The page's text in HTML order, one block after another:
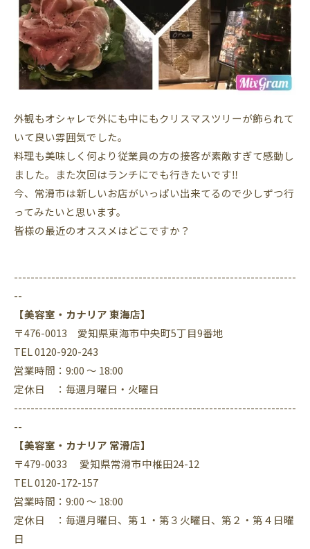
外観もオシャレで外にも中にもクリスマスツリーが飾られて
いて良い雰囲気でした。
料理も美味しく何より従業員の方の接客が素敵すぎて感動し
ました。また次回はランチにでも行きたいです‼︎
今、常滑市は新しいお店がいっぱい出来てるので少しずつ行
ってみたいと思います。
皆様の最近のオススメはどこですか？
--------------------------------------------------------------------
--
【美容室・カナリア 東海店】
〒476-0013 愛知県東海市中央町5丁目9番地
TEL 0120-920-243
営業時間：9:00 ～ 18:00
定休日 ：毎週月曜日・火曜日
--------------------------------------------------------------------
--
【美容室・カナリア 常滑店】
〒479-0033 愛知県常滑市中椎田24-12
TEL 0120-172-157
営業時間：9:00 ～ 18:00
定休日 ：毎週月曜日、第１・第３火曜日、第２・第４日曜
日